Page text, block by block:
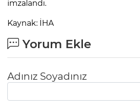
imzalandı.
Kaynak: İHA
Yorum Ekle
Adınız Soyadınız